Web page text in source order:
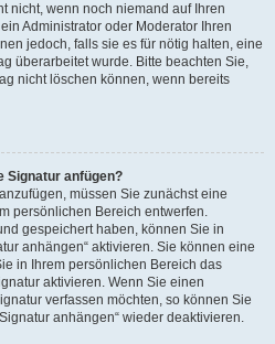
nicht, wenn noch niemand auf Ihren
Administrator oder Moderator Ihren
jedoch, falls sie es für nötig halten, eine
überarbeitet wurde. Bitte beachten Sie,
nicht löschen können, wenn bereits
Signatur anfügen?
müssen Sie zunächst eine
persönlichen Bereich entwerfen.
gespeichert haben, können Sie in
anhängen“ aktivieren. Sie können eine
in Ihrem persönlichen Bereich das
aktivieren. Wenn Sie einen
verfassen möchten, so können Sie
anhängen“ wieder deaktivieren.